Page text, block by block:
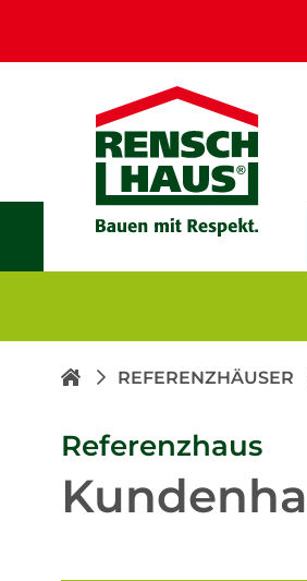
REFERENZHÄUSER
Referenzhaus